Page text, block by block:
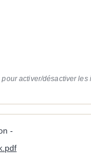
activer/désactiver les
-